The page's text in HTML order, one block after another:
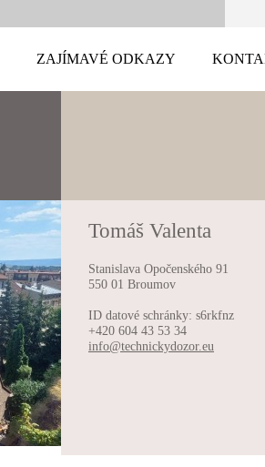
ZAJÍMAVÉ ODKAZY
Tomáš Valenta
Stanislava Opočenského 91
550 01 Broumov
ID datové schránky: s6rkfnz
+420 604 43 53 34
info@technickydozor.eu